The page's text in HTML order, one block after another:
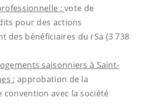
:vote de
pour des actions
des bénéficiaires du rSa (3 738
saisonniers à Saint-
: approbation de la
convention avec la société